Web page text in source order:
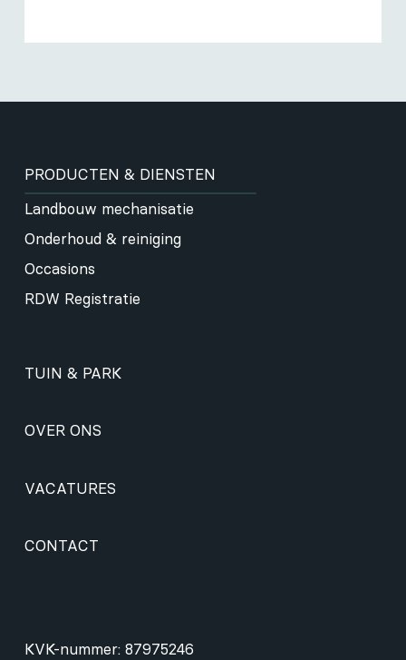
PRODUCTEN & DIENSTEN
Landbouw mechanisatie
Onderhoud & reiniging
Occasions
RDW Registratie
TUIN & PARK
OVER ONS
VACATURES
CONTACT
KVK-nummer: 87975246